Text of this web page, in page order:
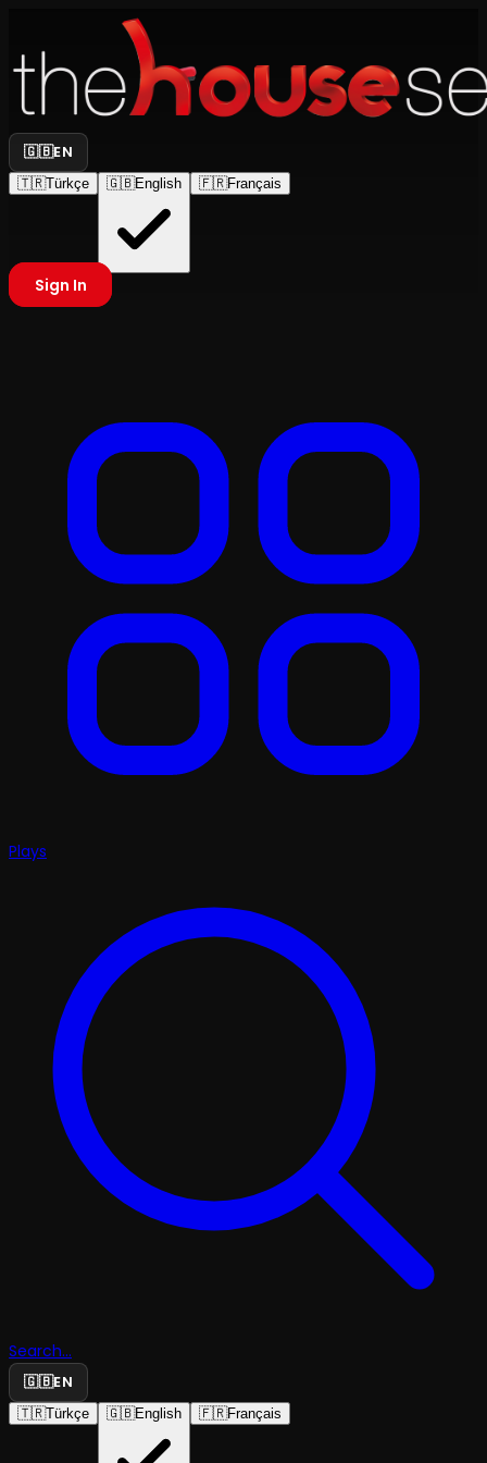
🇬🇧EN
🇹🇷Türkçe 🇬🇧English 🇫🇷Français
Sign In
Plays
Search...
🇬🇧EN
🇹🇷Türkçe 🇬🇧English 🇫🇷Français